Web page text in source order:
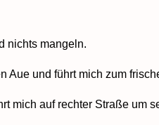
nichts mangeln.
Aue und führt mich zum
mich auf rechter Straße um